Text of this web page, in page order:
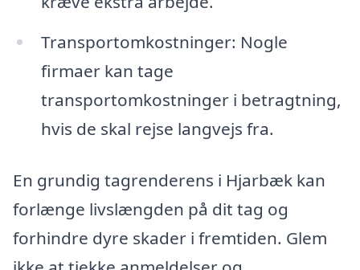
Transportomkostninger: Nogle
firmaer kan tage
transportomkostninger i betragtning,
hvis de skal rejse langvejs fra.
En grundig tagrenderens i Hjarbæk kan
forlænge livslængden på dit tag og
forhindre dyre skader i fremtiden. Glem